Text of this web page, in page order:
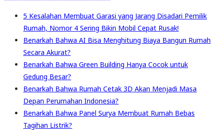
5 Kesalahan Membuat Garasi yang Jarang Disadari Pemilik
Rumah, Nomor 4 Sering Bikin Mobil Cepat Rusak!
Benarkah Bahwa AI Bisa Menghitung Biaya Bangun Rumah
Secara Akurat?
Benarkah Bahwa Green Building Hanya Cocok untuk
Gedung Besar?
Benarkah Bahwa Rumah Cetak 3D Akan Menjadi Masa
Depan Perumahan Indonesia?
Benarkah Bahwa Panel Surya Membuat Rumah Bebas
Tagihan Listrik?